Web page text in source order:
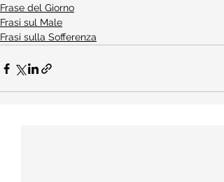
Frase del Giorno
Frasi sul Male
Frasi sulla Sofferenza